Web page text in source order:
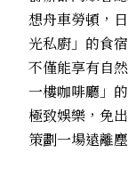
想舟車勞頓，
光私廚」的食
不僅能享有自
一樓咖啡廳」
極致娛樂，免
策劃一場遠離